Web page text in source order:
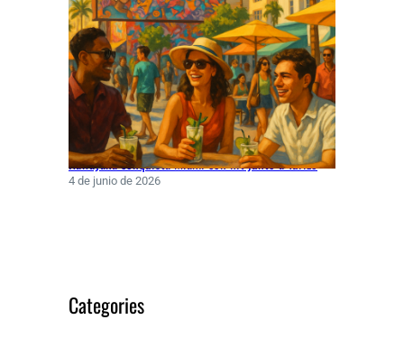
Rawayana conquista Miami con hit junto a Turizo
4 de junio de 2026
Categories